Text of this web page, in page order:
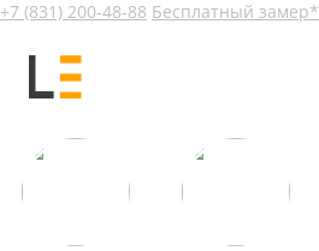
+7 (831) 200-48-88 Бесплатный замер*